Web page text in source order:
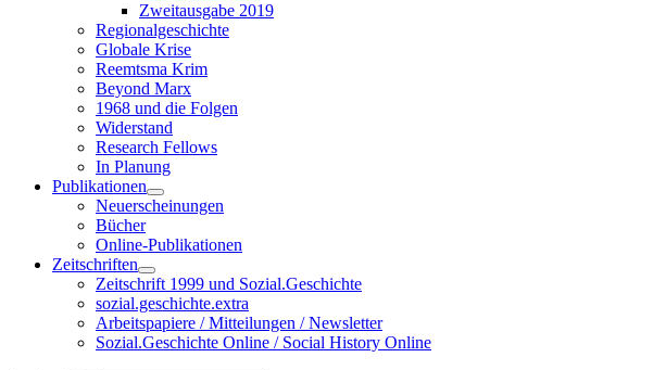
Zweitausgabe 2019
Regionalgeschichte
Globale Krise
Reemtsma Krim
Beyond Marx
1968 und die Folgen
Widerstand
Research Fellows
In Planung
Publikationen
Neuerscheinungen
Bücher
Online-Publikationen
Zeitschriften
Zeitschrift 1999 und Sozial.Geschichte
sozial.geschichte.extra
Arbeitspapiere / Mitteilungen / Newsletter
Sozial.Geschichte Online / Social History Online